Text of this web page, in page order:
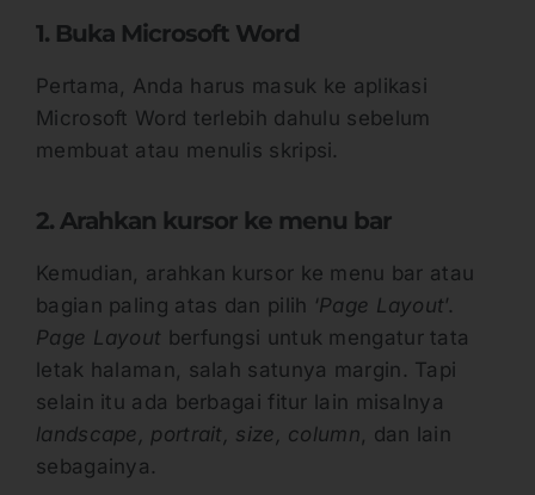
1. Buka Microsoft Word
Pertama, Anda harus masuk ke aplikasi
Microsoft Word terlebih dahulu sebelum
membuat atau menulis skripsi.
2. Arahkan kursor ke menu bar
Kemudian, arahkan kursor ke menu bar atau
bagian paling atas dan pilih ‘Page Layout’.
Page Layout berfungsi untuk mengatur tata
letak halaman, salah satunya margin. Tapi
selain itu ada berbagai fitur lain misalnya
landscape, portrait, size, column , dan lain
sebagainya.